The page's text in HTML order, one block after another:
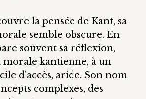
la pensée de Kant, sa
semble obscure. En
souvent sa réflexion,
kantienne, à un
d’accès, aride. Son nom
complexes, des